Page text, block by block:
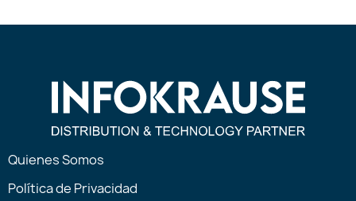
Quienes Somos
Política de Privacidad